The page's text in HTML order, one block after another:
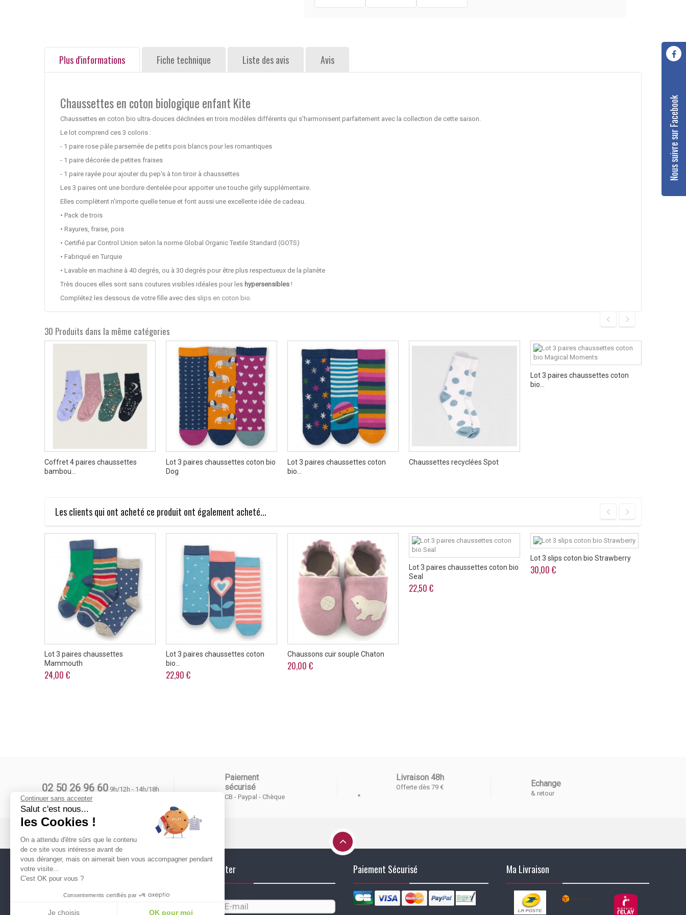
Nous suivre sur Facebook
Plus d'informations Fiche technique Liste des avis Avis
Chaussettes en coton biologique enfant Kite
Chaussettes en coton bio ultra-douces déclinées en trois modèles différents qui s'harmonisent parfaitement avec la collection de cette saison.
Le lot comprend ces 3 coloris :
- 1 paire rose pâle parsemée de petits pois blancs pour les romantiques
- 1 paire décorée de petites fraises
- 1 paire rayée pour ajouter du pep's à ton tiroir à chaussettes
Les 3 paires ont une bordure dentelée pour apporter une touche girly supplémentaire.
Elles complètent n'importe quelle tenue et font aussi une excellente idée de cadeau.
• Pack de trois
• Rayures, fraise, pois
• Certifié par Control Union selon la norme Global Organic Textile Standard (GOTS)
• Fabriqué en Turquie
• Lavable en machine à 40 degrés, ou à 30 degrés pour être plus respectueux de la planète
Très douces elles sont sans coutures visibles idéales pour les hypersensibles !
Complétez les dessous de votre fille avec des slips en coton bio
30 Produits dans la même catégories
Coffret 4 paires chaussettes
bambou...
Lot 3 paires chaussettes coton bio
Dog
Lot 3 paires chaussettes coton
bio...
Chaussettes recyclées Spot
Lot 3 paires chaussettes coton
bio...
Les clients qui ont acheté ce produit ont également acheté...
Lot 3 paires chaussettes
Mammouth
24,00 €
Lot 3 paires chaussettes coton
bio...
22,90 €
Chaussons cuir souple Chaton
20,00 €
Lot 3 paires chaussettes coton bio
Seal
22,50 €
Lot 3 slips coton bio Strawberry
30,00 €
02 50 26 96 60 9h/12h - 14h/18h
Paiement
sécurisé
CB - Paypal - Chèque
Livraison 48h
Offerte dès 79 €
*
Echange
& retour
Suivez nous ! Newsletter Paiement Sécurisé Ma Livraison
Continuer sans accepter
Salut c'est nous...
les Cookies !
On a attendu d'être sûrs que le contenu
de ce site vous intéresse avant de
vous déranger, mais on aimerait bien vous accompagner pendant
votre visite...
C'est OK pour vous ?
Consentements certifiés par
Je choisis OK pour moi